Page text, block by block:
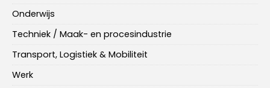
Onderwijs
Techniek / Maak- en procesindustrie
Transport, Logistiek & Mobiliteit
Werk